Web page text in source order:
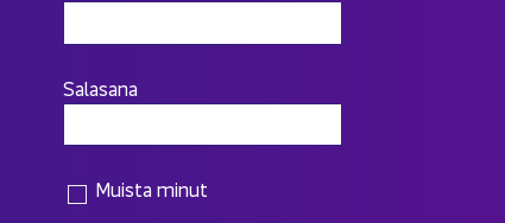
Salasana
Muista minut